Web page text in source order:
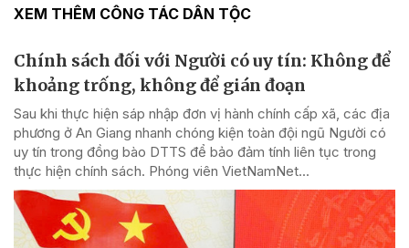
XEM THÊM CÔNG TÁC DÂN TỘC
Chính sách đối với Người có uy tín: Không để
khoảng trống, không để gián đoạn
Sau khi thực hiện sáp nhập đơn vị hành chính cấp xã, các địa
phương ở An Giang nhanh chóng kiện toàn đội ngũ Người có
uy tín trong đồng bào DTTS để bảo đảm tính liên tục trong
thực hiện chính sách. Phóng viên VietNamNet...